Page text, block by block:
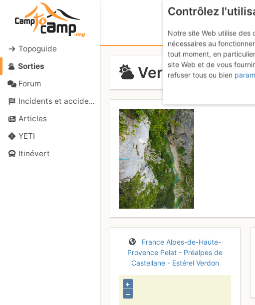
Topoguide
Sorties
Forum
Incidents et accidents
Articles
YETI
Itinévert
Verdon - Le
France Alpes-de-Haute-
Provence Pelat - Préalpes de
Castellane - Estérel Verdon
+
–
Contrôlez
Notre site Web utilise des
nécessaires au
tout moment, en
site Web et de vous
refuser tous ou bien